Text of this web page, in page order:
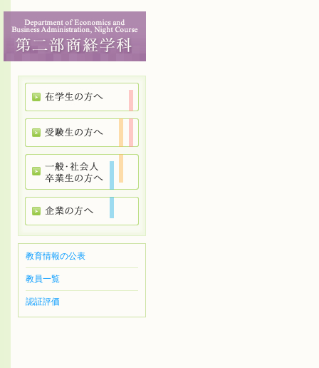
教育情報の公表
教員一覧
認証評価